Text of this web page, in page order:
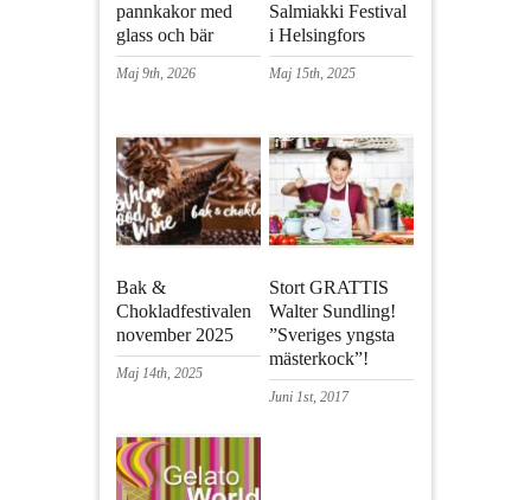
pannkakor med
glass och bär
Maj 9th, 2026
Salmiakki Festival
i Helsingfors
Maj 15th, 2025
Bak &
Chokladfestivalen
november 2025
Maj 14th, 2025
Stort GRATTIS
Walter Sundling!
”Sveriges yngsta
mästerkock”!
Juni 1st, 2017